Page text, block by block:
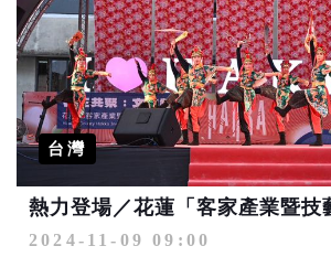
台灣
2024-11-09 09:00